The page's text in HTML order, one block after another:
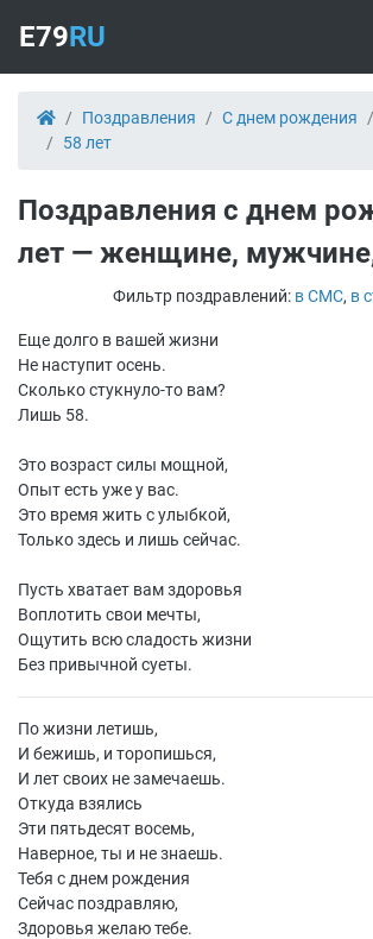
E79RU
Поздравления С днем рождения
58 лет
Поздравления с днем
лет — женщине,
Фильтр поздравлений: в СМС, в
Еще долго в вашей жизни
Не наступит осень.
Сколько стукнуло-то вам?
Лишь 58.
Это возраст силы мощной,
Опыт есть уже у вас.
Это время жить с улыбкой,
Только здесь и лишь сейчас.
Пусть хватает вам здоровья
Воплотить свои мечты,
Ощутить всю сладость жизни
Без привычной суеты.
По жизни летишь,
И бежишь, и торопишься,
И лет своих не замечаешь.
Откуда взялись
Эти пятьдесят восемь,
Наверное, ты и не знаешь.
Тебя с днем рождения
Сейчас поздравляю,
Здоровья желаю тебе.